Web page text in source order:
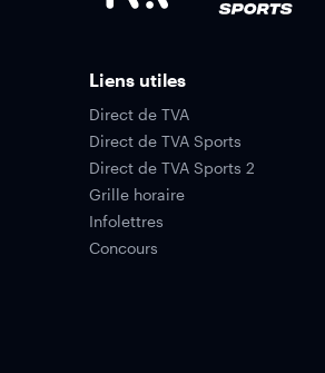
Liens utiles
Direct de TVA
Direct de TVA Sports
Direct de TVA Sports 2
Grille horaire
Infolettres
Concours